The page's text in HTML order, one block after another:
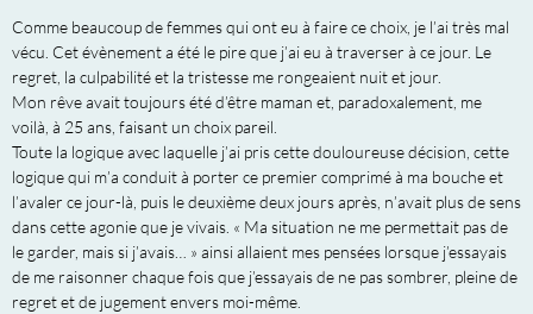
Comme beaucoup de femmes qui ont eu à faire ce choix, je l’ai très mal
vécu. Cet évènement a été le pire que j’ai eu à traverser à ce jour. Le
regret, la culpabilité et la tristesse me rongeaient nuit et jour.
Mon rêve avait toujours été d’être maman et, paradoxalement, me
voilà, à 25 ans, faisant un choix pareil.
Toute la logique avec laquelle j’ai pris cette douloureuse décision, cette
logique qui m’a conduit à porter ce premier comprimé à ma bouche et
l’avaler ce jour-là, puis le deuxième deux jours après, n’avait plus de sens
dans cette agonie que je vivais. « Ma situation ne me permettait pas de
le garder, mais si j’avais… » ainsi allaient mes pensées lorsque j’essayais
de me raisonner chaque fois que j’essayais de ne pas sombrer, pleine de
regret et de jugement envers moi-même.